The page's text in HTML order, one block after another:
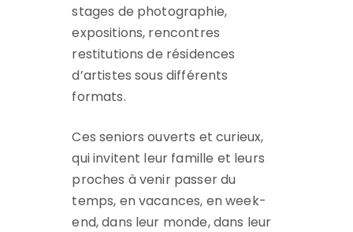
stages de photographie,
expositions, rencontres
restitutions de résidences
d’artistes sous différents
formats.
Ces seniors ouverts et curieux,
qui invitent leur famille et leurs
proches à venir passer du
temps, en vacances, en week-
end, dans leur monde, dans leur